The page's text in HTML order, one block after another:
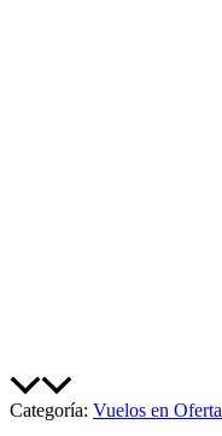
Categoría: Vuelos en Oferta